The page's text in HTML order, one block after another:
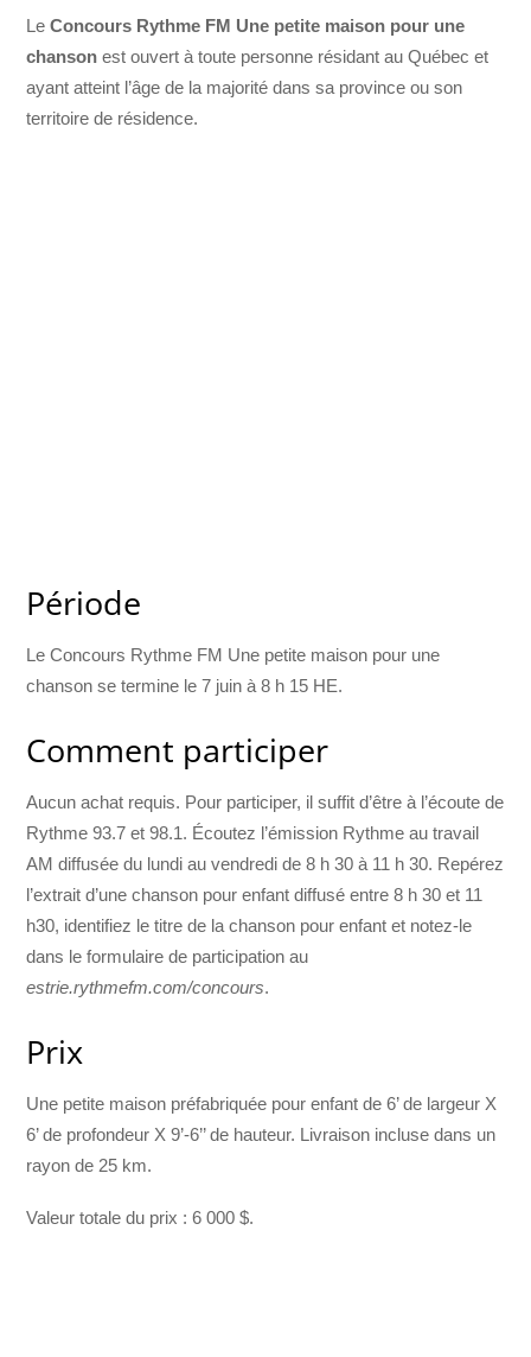
LeConcours Rythme FM Une petite maison pour une
chanson est ouvert à toute personne résidant au Québec et
ayant atteint l’âge de la majorité dans sa province ou son
territoire de résidence.
Période
Le Concours Rythme FM Une petite maison pour une
chanson se termine le 7 juin à 8 h 15 HE.
Comment participer
Aucun achat requis. Pour participer, il suffit d’être à l’écoute de
Rythme 93.7 et 98.1. Écoutez l’émission Rythme au travail
AM diffusée du lundi au vendredi de 8 h 30 à 11 h 30. Repérez
l’extrait d’une chanson pour enfant diffusé entre 8 h 30 et 11
h30, identifiez le titre de la chanson pour enfant et notez-le
dans le formulaire de participation au
estrie.rythmefm.com/concours.
Prix
Une petite maison préfabriquée pour enfant de 6’ de largeur X
6’ de profondeur X 9’-6’’ de hauteur. Livraison incluse dans un
rayon de 25 km.
Valeur totale du prix : 6 000 $.